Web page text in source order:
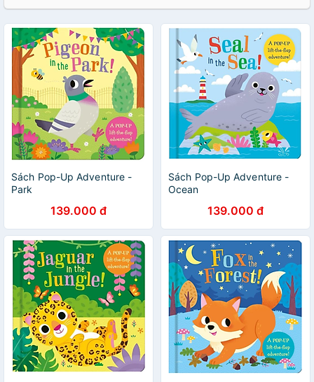
Sách Pop-Up Adventure -
Park
139.000 đ
Sách Pop-Up Adventure -
Ocean
139.000 đ